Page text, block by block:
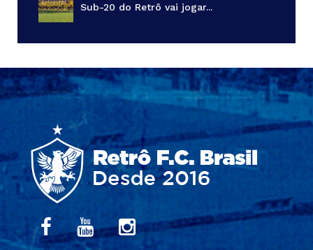
Sub-20 do Retrô vai jogar...